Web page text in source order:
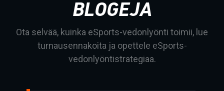
BLOGEJA
Ota selvää, kuinka eSports-vedonlyönti toimii, lue
turnausennakoita ja opettele eSports-
vedonlyöntistrategiaa.